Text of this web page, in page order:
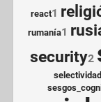
react1
rumanía1
security2
selectividad